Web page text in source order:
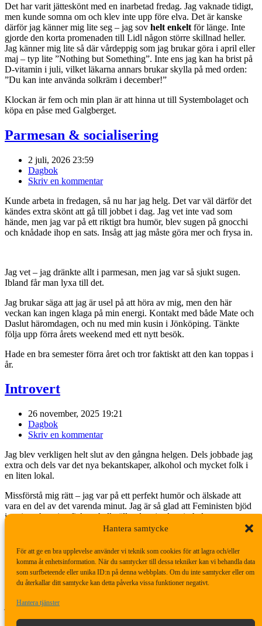
Hantera samtycke
För att ge en bra upplevelse använder vi teknik som cookies för att lagra och/eller
komma åt enhetsinformation. När du samtycker till dessa tekniker kan vi behandla data
som surfbeteende eller unika ID:n på denna webbplats. Om du inte samtycker eller om
du återkallar ditt samtycke kan detta påverka vissa funktioner negativt.
Hantera tjänster
Det har varit jätteskönt med en inarbetad fredag. Jag vaknade tidigt,
men kunde somna om och klev inte upp före elva. Det är kanske
därför jag känner mig lite seg – jag sov helt enkelt för länge. Inte
gjorde den korta promenaden till Lidl någon större skillnad heller.
Jag känner mig lite så där vårdeppig som jag brukar göra i april eller
maj – typ lite ”Nothing but Something”. Inte ens jag kan ha brist på
D-vitamin i juli, vilket läkarna annars brukar skylla på med orden:
”Du kan inte använda solkräm i december!”
Klockan är fem och min plan är att hinna ut till Systembolaget och
köpa en påse med Galgberget.
Parmesan & socialisering
2 juli, 2026 23:59
Dagbok
Skriv en kommentar
Kunde arbeta in fredagen, så nu har jag helg. Det var väl därför det
kändes extra skönt att gå till jobbet i dag. Jag vet inte vad som
hände, men jag var på ett riktigt bra humör, blev sugen på gnocchi
och knådade ihop en sats. Insåg att jag måste göra mer och frysa in.
Jag vet – jag dränkte allt i parmesan, men jag var så sjukt sugen.
Ibland får man lyxa till det.
Jag brukar säga att jag är usel på att höra av mig, men den här
veckan kan ingen klaga på min energi. Kontakt med både Mate och
Daslut häromdagen, och nu med min kusin i Jönköping. Tänkte
följa upp förra årets weekend med ett nytt besök.
Hade en bra semester förra året och tror faktiskt att den kan toppas i
år.
Introvert
26 november, 2025 19:21
Dagbok
Skriv en kommentar
Jag blev verkligen helt slut av den gångna helgen. Dels jobbade jag
extra och dels var det nya bekantskaper, alkohol och mycket folk i
en liten lokal.
Missförstå mig rätt – jag var på ett perfekt humör och älskade att
vara en del av det varenda minut. Jag är så glad att Feministen bjöd
in mig och att jag fick en helkväll – det gjorde min helg.
Problemet är dagen efter, dagarna efter, eller
veckan efter.
jobbet, gör det jag ska och säkert mer än så, men privat är det säng-